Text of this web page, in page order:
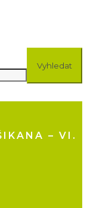
Vyhledat
– VI.